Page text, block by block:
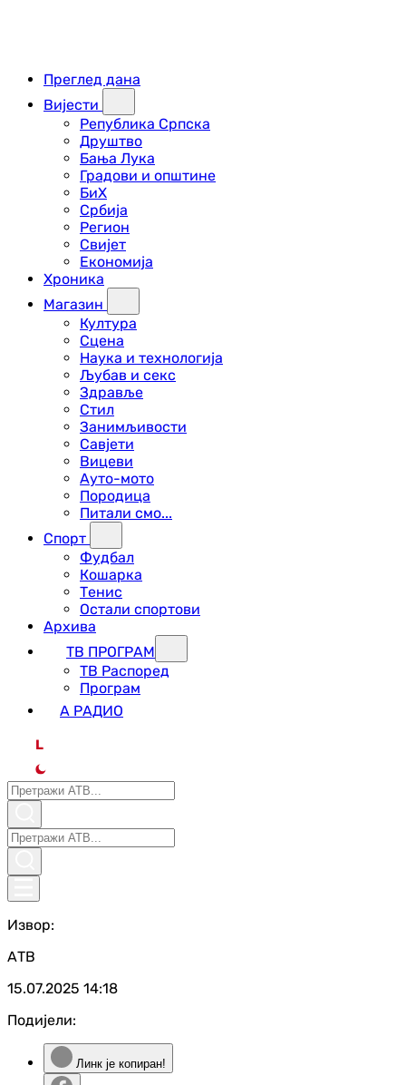
Преглед дана
Вијести
Република Српска
Друштво
Бања Лука
Градови и општине
БиХ
Србија
Регион
Свијет
Економија
Хроника
Магазин
Култура
Сцена
Наука и технологија
Љубав и секс
Здравље
Стил
Занимљивости
Савјети
Вицеви
Ауто-мото
Породица
Питали смо...
Спорт
Фудбал
Кошарка
Тенис
Остали спортови
Архива
ТВ ПРОГРАМ
ТВ Распоред
Програм
А РАДИО
L
Извор:
АТВ
15.07.2025 14:18
Подијели:
Линк је копиран!